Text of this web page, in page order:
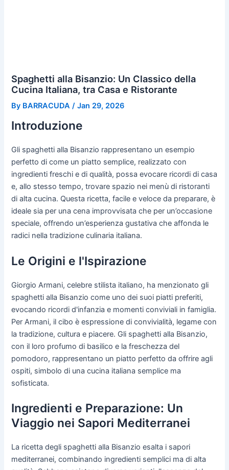
Spaghetti alla Bisanzio: Un Classico della
Cucina Italiana, tra Casa e Ristorante
By BARRACUDA /Jan 29, 2026
Introduzione
Gli spaghetti alla Bisanzio rappresentano un esempio
perfetto di come un piatto semplice, realizzato con
ingredienti freschi e di qualità, possa evocare ricordi di casa
e, allo stesso tempo, trovare spazio nei menù di ristoranti
di alta cucina. Questa ricetta, facile e veloce da preparare, è
ideale sia per una cena improvvisata che per un’occasione
speciale, offrendo un’esperienza gustativa che affonda le
radici nella tradizione culinaria italiana.
Le Origini e l'Ispirazione
Giorgio Armani, celebre stilista italiano, ha menzionato gli
spaghetti alla Bisanzio come uno dei suoi piatti preferiti,
evocando ricordi d'infanzia e momenti conviviali in famiglia.
Per Armani, il cibo è espressione di convivialità, legame con
la tradizione, cultura e piacere. Gli spaghetti alla Bisanzio,
con il loro profumo di basilico e la freschezza del
pomodoro, rappresentano un piatto perfetto da offrire agli
ospiti, simbolo di una cucina italiana semplice ma
sofisticata.
Ingredienti e Preparazione: Un
Viaggio nei Sapori Mediterranei
La ricetta degli spaghetti alla Bisanzio esalta i sapori
mediterranei, combinando ingredienti semplici ma di alta